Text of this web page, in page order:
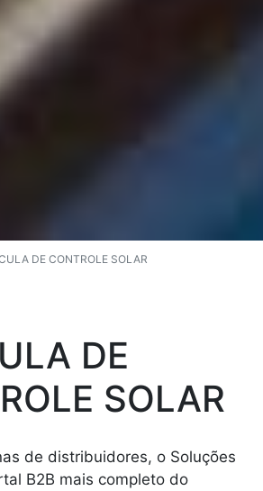
DE CONTROLE SOLAR
DE
SOLAR
de distribuidores, o Soluções
B2B mais completo do